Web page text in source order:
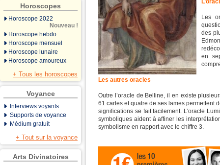
Horoscopes
Horoscope 2022
Nouveau !
Horoscope hebdo
Horoscope mensuel
Horoscope lunaire
Horoscope amoureux
+ Tous les horoscopes
Voyance
Interviews voyants
Supports de voyance
Médium gratuit
+ Tout sur la voyance
Arts Divinatoires
Les
des
en
Les autres oracles
Outre l’oracle de Belline, il en existe
61 cartes et quatre de ses lames permettent
significations se fait facilement. L’oracle
symboliques aident à affiner les
symbolisme en rapport avec le chiffre 3.